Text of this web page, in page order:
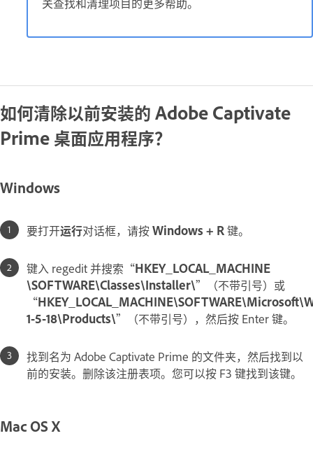
如何清除以前安装的 Adobe Captivate
Prime 桌面应用程序？
Windows
要打开运行对话框，请按Windows + R键。
键入 regedit 并搜索“HKEY_LOCAL_MACHINE
\SOFTWARE\Classes\Installer\”（不带引号）或
“
1-5-18\Products\”（不带引号），然后按 Enter 键。
找到名为 Adobe Captivate Prime 的文件夹，然后找到以
前的安装。删除该注册表项。您可以按 F3 键找到该键。
Mac OS X